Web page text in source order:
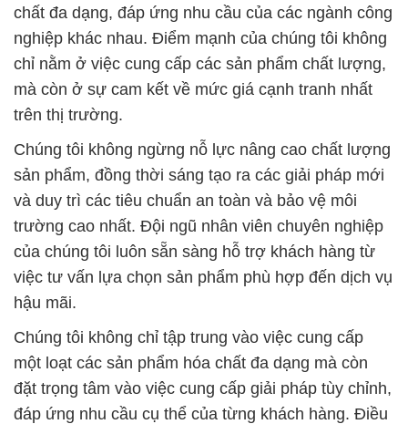
chất đa dạng, đáp ứng nhu cầu của các ngành công
nghiệp khác nhau. Điểm mạnh của chúng tôi không
chỉ nằm ở việc cung cấp các sản phẩm chất lượng,
mà còn ở sự cam kết về mức giá cạnh tranh nhất
trên thị trường.
Chúng tôi không ngừng nỗ lực nâng cao chất lượng
sản phẩm, đồng thời sáng tạo ra các giải pháp mới
và duy trì các tiêu chuẩn an toàn và bảo vệ môi
trường cao nhất. Đội ngũ nhân viên chuyên nghiệp
của chúng tôi luôn sẵn sàng hỗ trợ khách hàng từ
việc tư vấn lựa chọn sản phẩm phù hợp đến dịch vụ
hậu mãi.
Chúng tôi không chỉ tập trung vào việc cung cấp
một loạt các sản phẩm hóa chất đa dạng mà còn
đặt trọng tâm vào việc cung cấp giải pháp tùy chỉnh,
đáp ứng nhu cầu cụ thể của từng khách hàng. Điều